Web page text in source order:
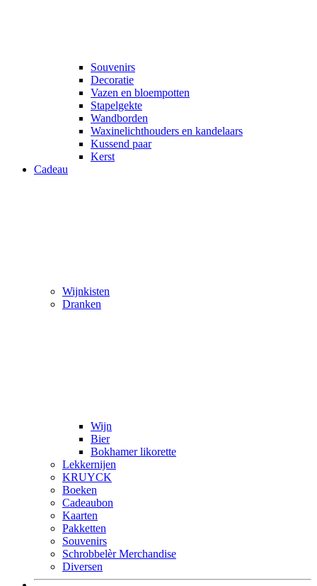
Souvenirs
Decoratie
Vazen en bloempotten
Stapelgekte
Wandborden
Waxinelichthouders en kandelaars
Kussend paar
Kerst
Cadeau
Wijnkisten
Dranken
Wijn
Bier
Bokhamer likorette
Lekkernijen
KRUYCK
Boeken
Cadeaubon
Kaarten
Pakketten
Souvenirs
Schrobbelèr Merchandise
Diversen